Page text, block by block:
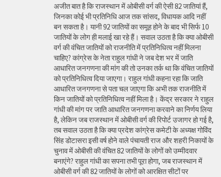
अजीत बात है कि राजस्थान में ओबीसी वर्ग की ऐसी 82 जातियां हैं,
जिनका कोई भी प्रतिनिधि आज तक सांसद, विधायक आदि नहीं
बन सकता है। यानी 92 जातियों का समूह होने के बाद भी सिर्फ 10
जातियों के लोग ही मलाई खा रहे हैं। सवाल उठता है कि क्या ओबीसी
वर्ग की वंचित जातियों को राजनीति में प्रतिनिधित्व नहीं मिलना
चाहिए? कांग्रेस के नेता राहुल गांधी ने जब देश भर में जाति
आधारित जनगणना की मांग की तो उनका तर्क था कि वंचित जातियों
को प्रतिनिधित्व दिया जाएगा। राहुल गांधी कहना रहा कि जाति
आधारित जनगणना से पता चल जाएगा कि अभी तक राजनीति में
किन जातियों को प्रतिनिधित्व नहीं मिला है। केंद्र सरकार ने राहुल
गांधी की मांग पर जाति आधारित जनगणना करवाने का निर्णय लिया
है, लेकिन जब राजस्थान में ओबीसी वर्ग की रिपोर्ट उजागर हो गई है,
तब सवाल उठता है कि क्या प्रदेश कांग्रेस कमेटी के अध्यक्ष गोविंद
सिंह डोटासरा इसी वर्ष होने वाले पंचायती राज और शहरी निकायों के
चुनाव में ओबीसी की वंचित 82 जातियों के लोगों को उम्मीदवार
बनाएंगे? राहुल गांधी का सपना तभी पूरा होगा, जब राजस्थान में
ओबीसी वर्ग की 82 जातियों के लोगों को आरक्षित सीटों पर